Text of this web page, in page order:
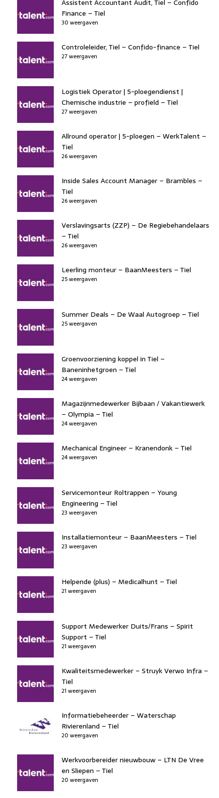
Assistent Accountant Audit, Tiel – Confido
Finance – Tiel
30 weergaven
Controleleider, Tiel – Confido-finance – Tiel
27 weergaven
Logistiek Operator | 5-ploegendienst |
Chemische industrie – profield – Tiel
27 weergaven
Allround operator | 5-ploegen – WerkTalent –
Tiel
26 weergaven
Inside Sales Account Manager – Brambles –
Tiel
26 weergaven
Verslavingsarts (ZZP) – De Regiebehandelaars
– Tiel
26 weergaven
Leerling monteur – BaanMeesters – Tiel
25 weergaven
Summer Deals – De Waal Autogroep – Tiel
25 weergaven
Groenvoorziening koppel in Tiel –
Baneninhetgroen – Tiel
24 weergaven
Magazijnmedewerker Bijbaan / Vakantiewerk
– Olympia – Tiel
24 weergaven
Mechanical Engineer – Kranendonk – Tiel
24 weergaven
Servicemonteur Roltrappen – Young
Engineering – Tiel
23 weergaven
Installatiemonteur – BaanMeesters – Tiel
23 weergaven
Helpende (plus) – Medicalhunt – Tiel
21 weergaven
Support Medewerker Duits/Frans – Spirit
Support – Tiel
21 weergaven
Kwaliteitsmedewerker – Struyk Verwo Infra –
Tiel
21 weergaven
Informatiebeheerder – Waterschap
Rivierenland – Tiel
20 weergaven
Werkvoorbereider nieuwbouw – LTN De Vree
en Sliepen – Tiel
20 weergaven